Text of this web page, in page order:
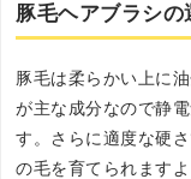
豚毛ヘアブラシの
豚毛は柔らかい上に
が主な成分なので静
す。さらに適度な硬
の毛を育てられますよ